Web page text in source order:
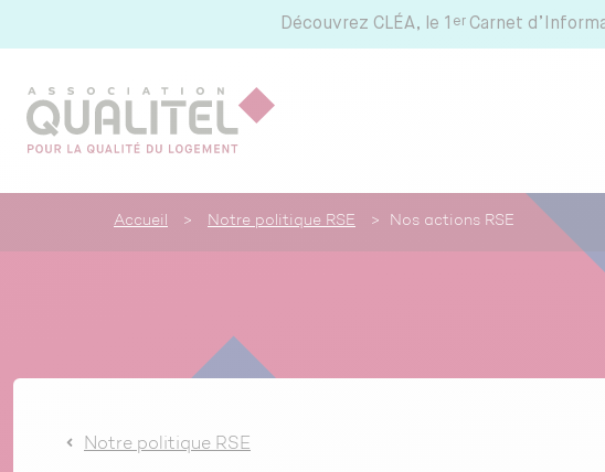
Découvrez CLÉA, le 1 er Carnet
Accueil > Notre politique RSE > Nos actions RSE
Notre politique RSE